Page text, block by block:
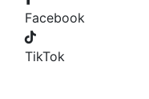
Facebook
TikTok